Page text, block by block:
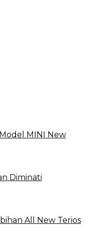
MINI New
Diminati
All New Terios